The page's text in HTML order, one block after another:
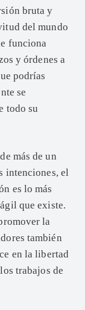
bruta y
del mundo
funciona
y órdenes a
podrías
se
todo su
más de un
intenciones, el
es lo más
que existe.
la
también
en la libertad
trabajos de